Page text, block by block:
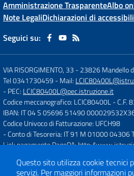
Amministrazione TrasparenteAlbo
Note LegaliDichiarazioni di
Seguici su:
VIA RISORGIMENTO, 33 -23826 Mandello
Tel 0341730459 - Mail:
- PEC: LCIC80400L@pec.istruzione.it
Codice meccanografico: LCIC80400L- C.F.
IBAN: IT 04 S 05696 51490
Codice Univoco di Fatturazione: UFCH98
- Conto di Tesoreria: IT 91 M 01000
Link pagamento PagoPA:http://
Questo sito utilizza cookie tecnici
servizi. Per maggiori informazioni